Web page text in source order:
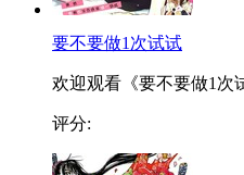
要不要做1次试试
欢迎观看《要不要做1次
评分: